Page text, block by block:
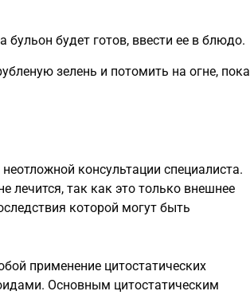
бульон будет готов, ввести ее в блюдо.
зелень и потомить на огне, пока
консультации специалиста.
лечится, так как это только внешнее
которой могут быть
применение цитостатических
Основным цитостатическим